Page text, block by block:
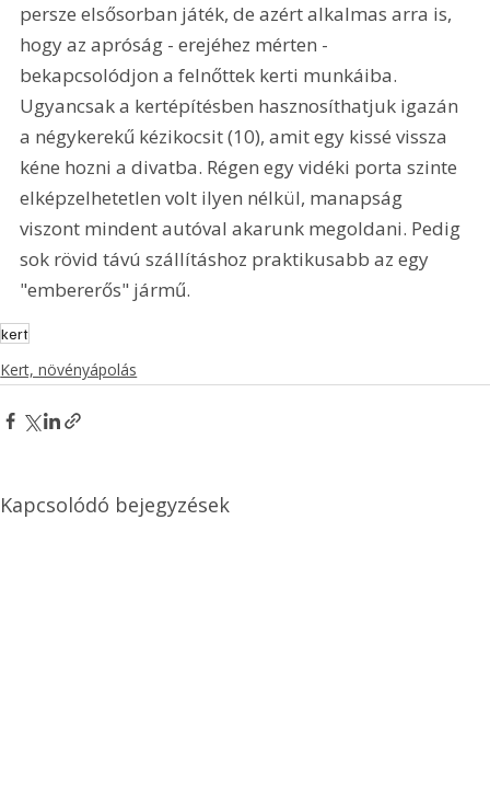
persze elsősorban játék, de azért alkalmas arra is,
hogy az apróság - erejéhez mérten -
bekapcsolódjon a felnőttek kerti munkáiba.
Ugyancsak a kertépítésben hasznosíthatjuk igazán
a négykerekű kézikocsit (10), amit egy kissé vissza
kéne hozni a divatba. Régen egy vidéki porta szinte
elképzelhetetlen volt ilyen nélkül, manapság
viszont mindent autóval akarunk megoldani. Pedig
sok rövid távú szállításhoz praktikusabb az egy
"embererős" jármű.
kert
Kert, növényápolás
Kapcsolódó bejegyzések